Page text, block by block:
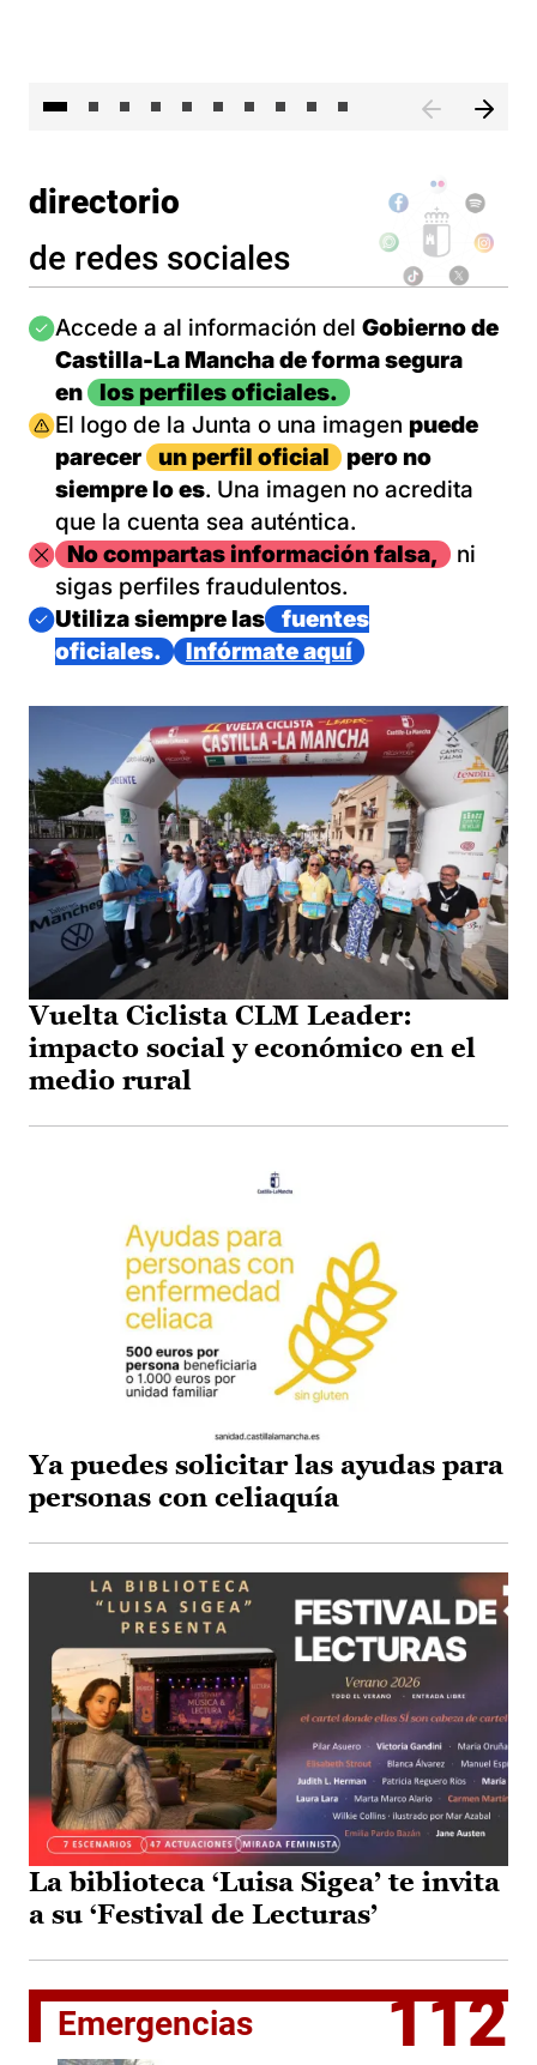
directorio
de redes sociales
Imagen
Accede a al información del Gobierno de
Castilla-La Mancha de forma segura
en
los perfiles oficiales.
Imagen
El logo de la Junta o una imagen puede
parecer
un perfil oficial
pero no
siempre lo es. Una imagen no acredita
que la cuenta sea auténtica.
ImagenNo compartas información falsa,
ni
sigas perfiles fraudulentos.
Imagen
Utiliza siempre las
fuentes
oficiales.
Infórmate aquí
Vuelta Ciclista CLM Leader:
impacto social y económico en el
medio rural
Ya puedes solicitar las ayudas para
personas con celiaquía
La biblioteca ‘Luisa Sigea’ te invita
a su ‘Festival de Lecturas’
Emergencias 112